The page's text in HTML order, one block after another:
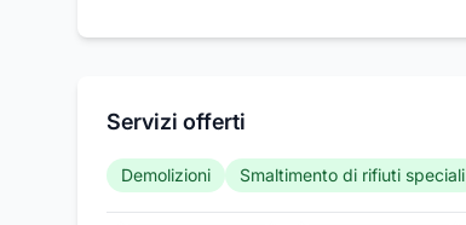
Servizi offerti
Demolizioni Smaltimento di rifiuti speciali